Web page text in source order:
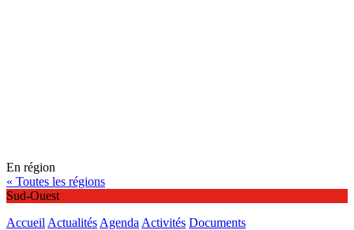
En région
« Toutes les régions
Sud-Ouest
Accueil Actualités Agenda Activités Documents